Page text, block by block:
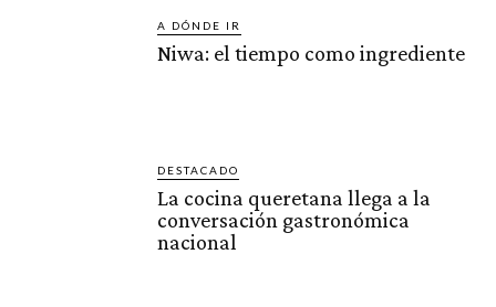
A DÓNDE IR
Niwa: el tiempo como ingrediente
DESTACADO
La cocina queretana llega a la
conversación gastronómica
nacional